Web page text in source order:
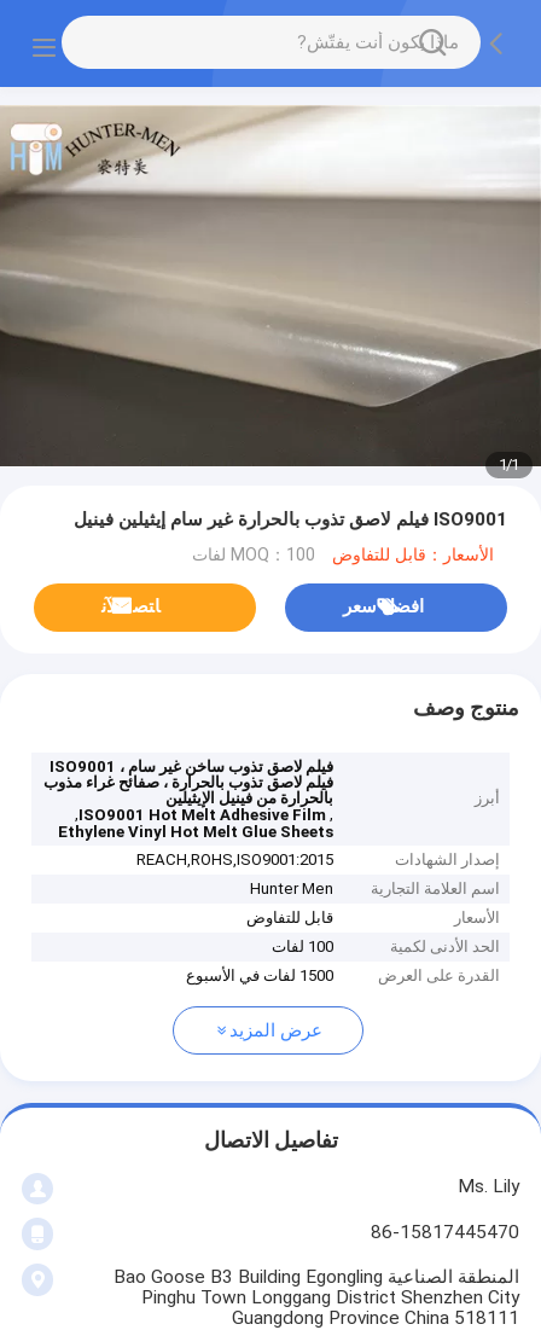
1
/
1
ISO9001 فيلم لاصق تذوب بالحرارة غير سام إيثيلين فينيل
الأسعار：قابل للتفاوض MOQ：100 لفات
افضل سعر ﺎﺘﺼﻟ ﺍﻶﻧ
منتوج وصف
أبرز
فيلم لاصق تذوب ساخن غير سام ، ISO9001
فيلم لاصق تذوب بالحرارة ، صفائح غراء مذوب
بالحرارة من فينيل الإيثيلين
,
ISO9001 Hot Melt Adhesive Film
,
Ethylene Vinyl Hot Melt Glue Sheets
إصدار الشهادات
REACH,ROHS,ISO9001:2015
اسم العلامة التجارية
Hunter Men
الأسعار
قابل للتفاوض
الحد الأدنى لكمية
100 لفات
القدرة على العرض
1500 لفات في الأسبوع
عرض المزيد
تفاصيل الاتصال
Ms. Lily
86-15817445470
المنطقة الصناعية Bao Goose B3 Building Egongling
Pinghu Town Longgang District Shenzhen City
Guangdong Province China 518111